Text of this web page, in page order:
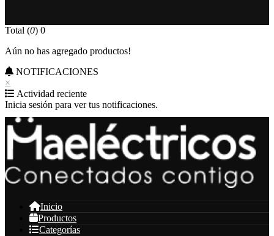
Total (0) 0
Aún no has agregado productos!
NOTIFICACIONES
×
Actividad reciente
Inicia sesión para ver tus notificaciones.
Inicio
Productos
Categorías